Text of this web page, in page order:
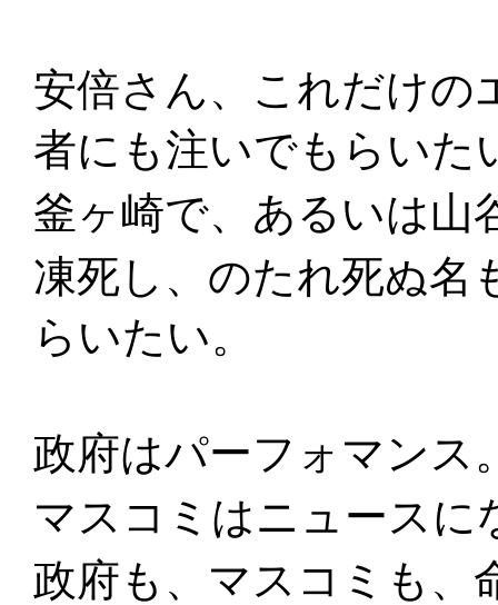
安倍さん、これだけの
者にも注いでもらいた
釜ヶ崎で、あるいは山
凍死し、のたれ死ぬ名
らいたい。
政府はパーフォマンス
マスコミはニュースに
政府も、マスコミも、